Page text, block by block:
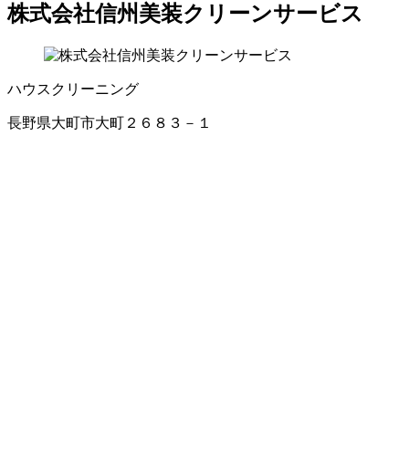
株式会社信州美装クリーンサービス
ハウスクリーニング
長野県大町市大町２６８３－１